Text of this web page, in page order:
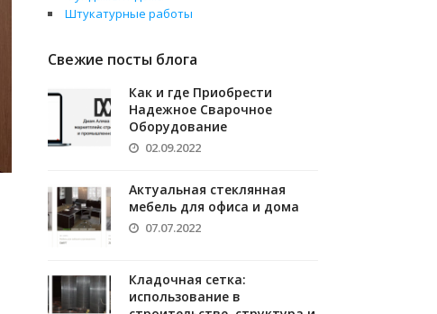
Штукатурные работы
Свежие посты блога
Как и где Приобрести
Надежное Сварочное
Оборудование
02.09.2022
Актуальная стеклянная
мебель для офиса и дома
07.07.2022
Кладочная сетка:
использование в